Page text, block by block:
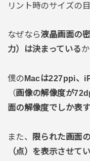
リント時のサイズの
なぜなら液晶画面の
力）は決まっているか
僕のMacは227ppi、
（画像の解像度が
面の解像度でしか表
また、
限られた画面
（点）を表示させて